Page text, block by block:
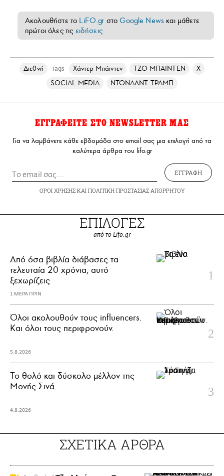
Ακολουθήστε το LiFO.gr στοGoogle News και μάθετε
πρώτοι όλες τις ειδήσεις
Διεθνή Tags Χάντερ Μπάιντεν ΤΖΟ ΜΠΑΙΝΤΕΝ
X
SOCIAL MEDIA
ΝΤΟΝΑΛΝΤ ΤΡΑΜΠ
ΕΓΓΡΑΦΕΙΤΕ ΣΤΟ NEWSLETTER ΜΑΣ
Για να λαμβάνετε κάθε εβδομάδα στο email σας μια επιλογή από τα
καλύτερα άρθρα του lifo.gr
ΕΓΓΡΑΦΗ
ΟΡΟΙ ΧΡΗΣΗΣΚΑΙ ΠΟΛΙΤΙΚΗ ΠΡΟΣΤΑΣΙΑΣ ΑΠΟΡΡΗΤΟΥ
ΕΠΙΛΟΓΕΣ
από το Lifo.gr
Από όσα βιβλία διάβασες τα
τελευταία 20 χρόνια, αυτό
ξεχωρίζεις
1 ΜΕΡΑ ΠΡΙΝ
Όλοι ακολουθούν τους influencers.
Και όλοι τους περιφρονούν.
5.8.2026
Το θολό και δύσκολο μέλλον της
Μονής Σινά
4.8.2026
ΣΧΕΤΙΚΑ ΑΡΘΡΑ